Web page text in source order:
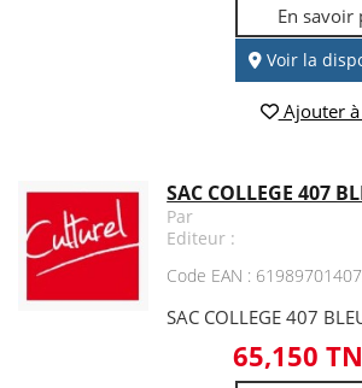
En savoir
Voir la
Ajouter à
SAC COLLEGE 407
Par
Editeur :
Code EAN :
SAC COLLEGE 407
65,150